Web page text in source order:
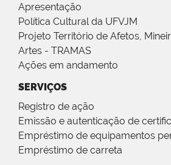
Apresentação
Política Cultural da UFVJM
Projeto Território de Afetos,
Artes - TRAMAS
Ações em andamento
SERVIÇOS
Registro de ação
Emissão e autenticação de
Empréstimo de equipamentos
Empréstimo de carreta